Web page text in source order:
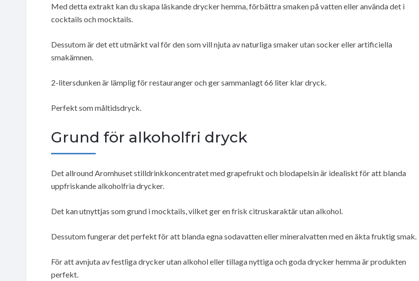
Med detta extrakt kan du skapa läskande drycker hemma, förbättra smaken på vatten eller använda det i
cocktails och mocktails.
Dessutom är det ett utmärkt val för den som vill njuta av naturliga smaker utan socker eller artificiella
smakämnen.
2-litersdunken är lämplig för restauranger och ger sammanlagt 66 liter klar dryck.
Perfekt som måltidsdryck.
Grund för alkoholfri dryck
Det allround Aromhuset stilldrinkkoncentratet med grapefrukt och blodapelsin är idealiskt för att blanda
uppfriskande alkoholfria drycker.
Det kan utnyttjas som grund i mocktails, vilket ger en frisk citruskaraktär utan alkohol.
Dessutom fungerar det perfekt för att blanda egna sodavatten eller mineralvatten med en äkta fruktig smak.
För att avnjuta av festliga drycker utan alkohol eller tillaga nyttiga och goda drycker hemma är produkten
perfekt.